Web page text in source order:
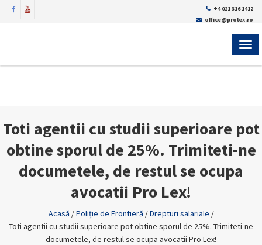
+4 021 316 1412
office@prolex.ro
Toti agentii cu studii superioare pot
obtine sporul de 25%. Trimiteti-ne
documetele, de restul se ocupa
avocatii Pro Lex!
Acasă /Poliție de Frontieră /Drepturi salariale /
Toti agentii cu studii superioare pot obtine sporul de 25%. Trimiteti-ne
documetele, de restul se ocupa avocatii Pro Lex!